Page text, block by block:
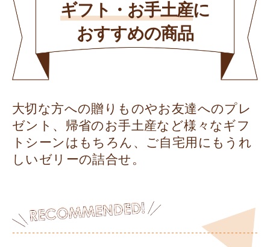
ギフト・お手土産に
おすすめの商品
大切な方への贈りものやお友達へのプレ
ゼント、帰省のお手土産など様々なギフ
トシーンはもちろん、ご自宅用にもうれ
しいゼリーの詰合せ。